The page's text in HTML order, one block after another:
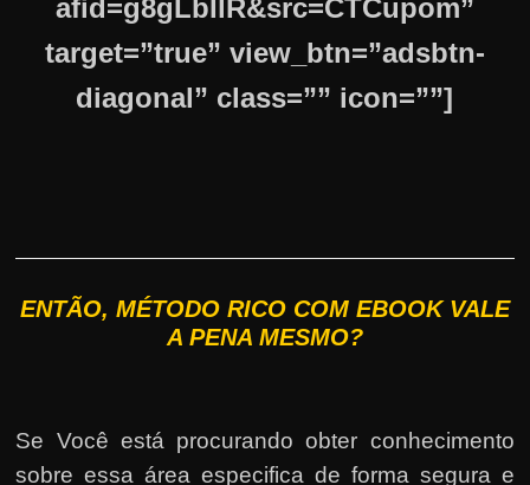
afid=g8gLbIlR&src=CTCupom”
target=”true” view_btn=”adsbtn-
diagonal” class=”” icon=””]
ENTÃO, MÉTODO RICO COM EBOOK VALE
A PENA MESMO?
Se Você está procurando obter conhecimento
sobre essa área especifica de forma segura e